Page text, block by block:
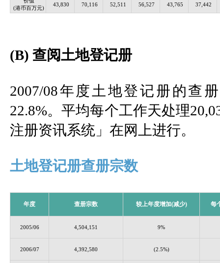
(港币百万元)
43,830 70,116 52,511 56,527 43,765 37,442
(B) 查阅土地登记册
2007/08年度土地登记册的查
22.8%。平均每个工作天处理
注册资讯系统」在网上进行。
土地登记册查册宗数
年度 查册宗数 较上年度增加(减少) 每
2005/06 4,504,151 9%
2006/07 4,392,580 (2.5%)